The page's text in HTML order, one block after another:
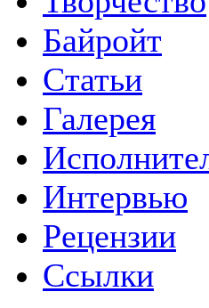
Байройт
Статьи
Галерея
Интервью
Рецензии
Ссылки